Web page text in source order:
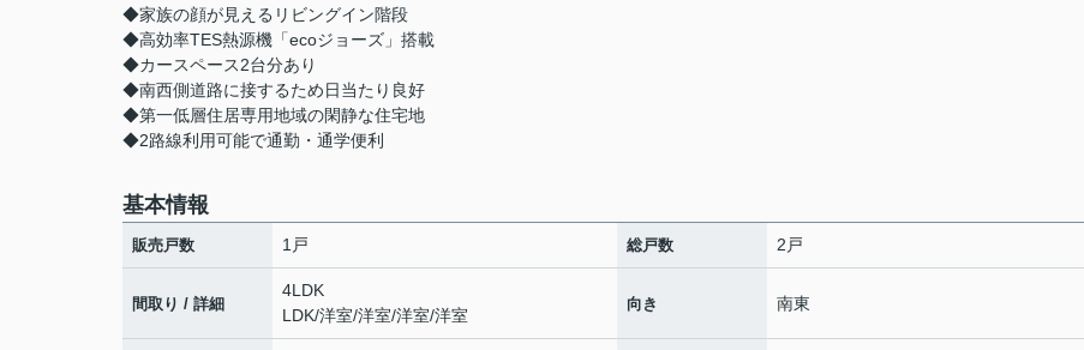
◆家族の顔が見えるリビングイン階段
◆高効率TES熱源機「ecoジョーズ」搭載
◆カースペース2台分あり
◆南西側道路に接するため日当たり良好
◆第一低層住居専用地域の閑静な住宅地
◆2路線利用可能で通勤・通学便利
基本情報
販売戸数 1戸 総戸数 2戸
間取り / 詳細
4LDK
LDK/洋室/洋室/洋室/洋室
向き 南東